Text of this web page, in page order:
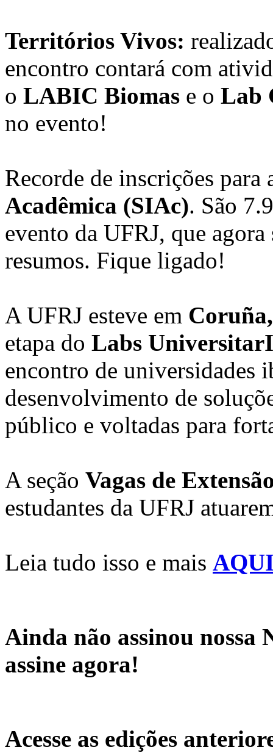
Territórios Vivos:
encontro contará com
o LABIC Biomas e o Lab
no evento!
Recorde de inscrições para
Acadêmica (SIAc). São
evento da UFRJ, que agora
resumos. Fique ligado!
A UFRJ esteve em
etapa do Labs
encontro de universidades
desenvolvimento de
público e voltadas para
A seção Vagas de
estudantes da UFRJ
Leia tudo isso e mais
Ainda não assinou nossa
assine agora!
Acesse as edições